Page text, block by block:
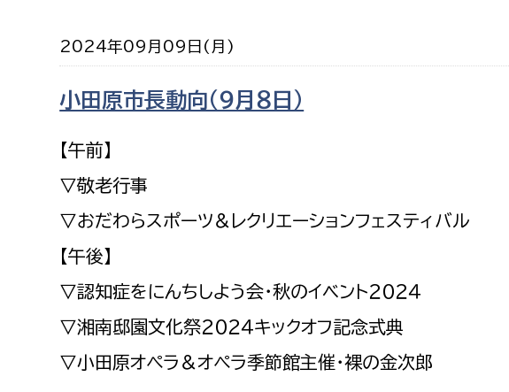
外国人
ペット 病院
福祉健康部
福祉政策課
障がい福祉課
保険課
健康づくり課
建設部 会計管理者
2024年09月09日(月)
小田原市長動向（９月８日）
【午前】
▽敬老行事
▽おだわらスポーツ＆レクリエーションフェスティバル
【午後】
▽認知症をにんちしよう会・秋のイベント２０２４
▽湘南邸園文化祭２０２４キックオフ記念式典
▽小田原オペラ＆オペラ季節館主催・裸の金次郎